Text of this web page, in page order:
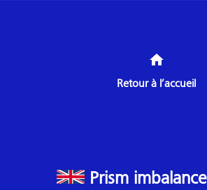
home
Retour à l’accueil
Prism imbalance